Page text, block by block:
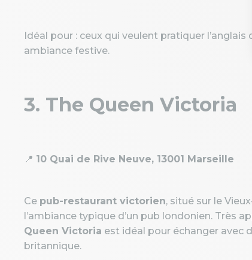
Idéal pour : ceux qui veulent pratiquer
ambiance festive.
3. The Queen Victoria
📍 10 Quai de Rive Neuve, 13001 Marseille
Ce pub-restaurant victorien, situé sur le
l’ambiance typique d’un pub londonien. Très
Queen Victoria est idéal pour échanger avec
britannique.